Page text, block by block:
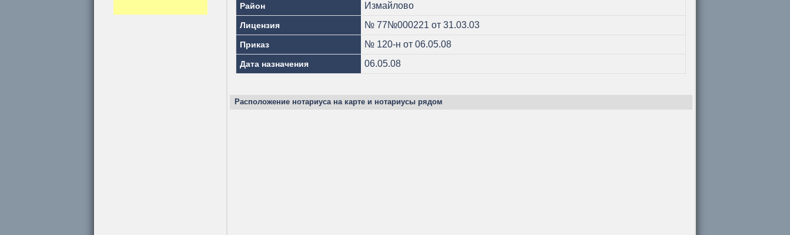
Район Измайлово
Лицензия № 77№000221 от 31.03.03
Приказ № 120-н от 06.05.08
Дата назначения 06.05.08
Расположение нотариуса на карте и нотариусы рядом